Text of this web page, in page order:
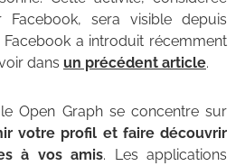
sera visible depuis
a introduit récemment
dans un précédent article.
Open Graph se concentre sur
votre profil et faire découvrir
à vos amis. Les applications